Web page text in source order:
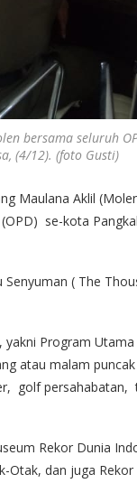
bersama seluruh
(4/12). (foto Gusti)
Maulana Aklil
se-kota
( The
Program
atau malam puncak
golf persahabatan,
Rekor Dunia
Otak, dan juga